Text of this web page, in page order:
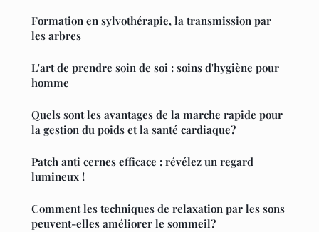
Formation en sylvothérapie, la transmission par
les arbres
L'art de prendre soin de soi : soins d'hygiène pour
homme
Quels sont les avantages de la marche rapide pour
la gestion du poids et la santé cardiaque?
Patch anti cernes efficace : révélez un regard
lumineux !
Comment les techniques de relaxation par les sons
peuvent-elles améliorer le sommeil?